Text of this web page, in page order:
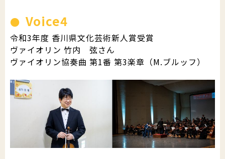
Voice4
令和3年度 香川県文化芸術新人賞受賞
ヴァイオリン 竹内 弦さん
ヴァイオリン協奏曲 第1番 第3楽章（M.ブルッフ）